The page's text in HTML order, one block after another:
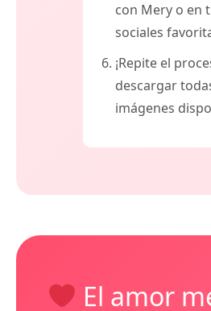
con Mery o en
sociales
¡Repite el
descargar
imágenes
El amor